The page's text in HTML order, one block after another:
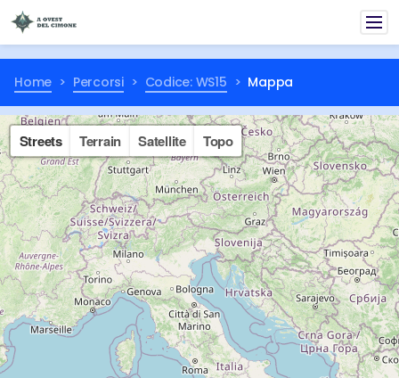
Home Percorsi Codice: WS15 Mappa
Streets Terrain Satellite Topo